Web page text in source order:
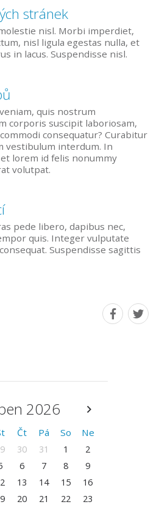
stránek
nisl. Morbi imperdiet,
nisl ligula egestas nulla, et
in lacus. Suspendisse nisl.
quis nostrum
corporis suscipit laboriosam,
consequatur? Curabitur
vestibulum interdum. In
lorem id felis nonummy
volutpat.
pede libero, dapibus nec,
quis. Integer vulputate
Suspendisse sagittis
2026
Čt Pá So Ne
30 31 1
2
6 7 8
9
13 14 15
16
20 21 22
23